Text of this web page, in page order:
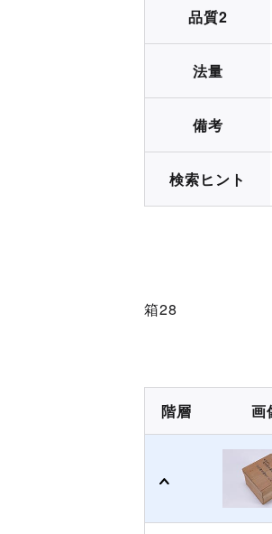
品質2
法量
備考
検索ヒント
箱28
階層 画